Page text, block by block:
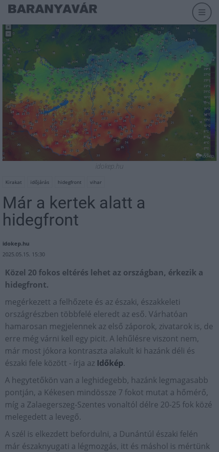
idokep.hu
Kirakat időjárás hidegfront vihar
Már a kertek alatt a
hidegfront
idokep.hu
2025.05.15. 15:30
Közel 20 fokos eltérés lehet az országban, érkezik a
hidegfront.
megérkezett a felhőzete és az északi, északkeleti
országrészben többfelé eleredt az eső. Várhatóan
hamarosan megjelennek az első záporok, zivatarok is, de
erre még várni kell egy picit. A lehűlésre viszont nem,
már most jókora kontraszta alakult ki hazánk déli és
északi fele között - írja az Időkép.
A hegytetőkön van a leghidegebb, hazánk legmagasabb
pontján, a Kékesen mindössze 7 fokot mutat a hőmérő,
míg a Zalaegerszeg-Szentes vonaltól délre 20-25 fok közé
melegedett a levegő.
A szél is elkezdett befordulni, a Dunántúl északi felén
már északnyugati a légmozgás, itt és máshol is mértünk